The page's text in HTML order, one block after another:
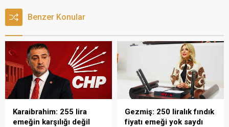
Benzer Konular
Karaibrahim: 255 lira
emeğin karşılığı değil
Gezmiş: 250 liralık fındık
fiyatı emeği yok saydı